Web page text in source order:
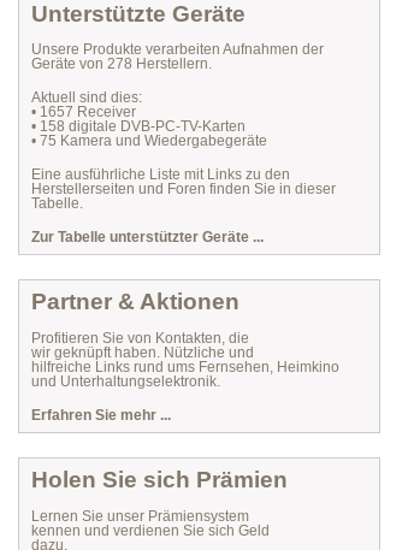
Unterstützte Geräte
Unsere Produkte verarbeiten Aufnahmen der
Geräte von 278 Herstellern.
Aktuell sind dies:
• 1657 Receiver
• 158 digitale DVB-PC-TV-Karten
• 75 Kamera und Wiedergabegeräte
Eine ausführliche Liste mit Links zu den
Herstellerseiten und Foren finden Sie in dieser
Tabelle.
Zur Tabelle unterstützter Geräte ...
Partner & Aktionen
Profitieren Sie von Kontakten, die
wir geknüpft haben. Nützliche und
hilfreiche Links rund ums Fernsehen, Heimkino
und Unterhaltungselektronik.
Erfahren Sie mehr ...
Holen Sie sich Prämien
Lernen Sie unser Prämiensystem
kennen und verdienen Sie sich Geld
dazu.